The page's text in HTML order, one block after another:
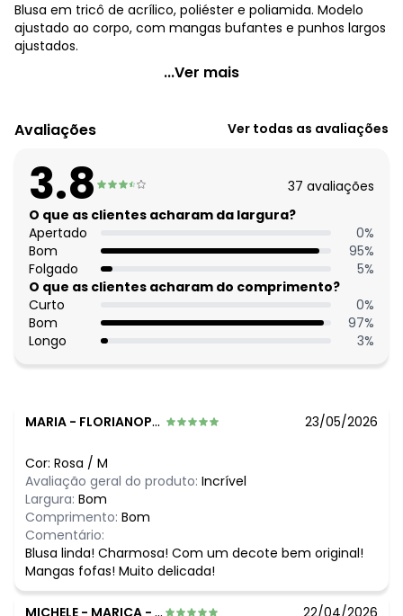
Blusa em tricô de acrílico, poliéster e poliamida. Modelo
ajustado ao corpo, com mangas bufantes e punhos largos
ajustados.
Quintess - Blusa em Tricô Rose com Punhos Largos
Modelagem: Justo
Comprimento da manga: Longa
Decote frente: Quadrado
Tecido: Tricô
Composição: 49% acrílico 29% poliéster 22% poliamida
Histórico de preços
O preço apresentado abaixo é o menor oferecido em
algum dia do mês, para o menor tamanho disponível.
agosto/2026
R$ 129,99
julho/2026 N/D*
junho/2026 N/D*
maio/2026 R$ 109,99
fevereiro/2026 R$ 134,99
...Ver mais
Avaliações Ver todas as avaliações
3.8 37 avaliações
O que as clientes acharam da largura?
Apertado
0%
Bom
95%
Folgado
5%
O que as clientes acharam do comprimento?
Curto
0%
Bom
97%
Longo
3%
MARIA - FLORIANOPOLIS - SC 23/05/2026
Cor: Rosa / M
Avaliação geral do produto: Incrível
Largura: Bom
Comprimento: Bom
Comentário:
Blusa linda! Charmosa! Com um decote bem original!
Mangas fofas! Muito delicada!